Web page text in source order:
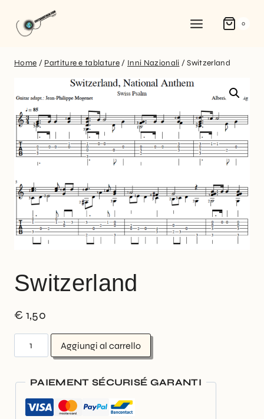
0
Home / Partiture e tablature / Inni Nazionali / Switzerland
Switzerland
€ 1,50
Aggiungi al carrello
PAIEMENT SÉCURISÉ GARANTI